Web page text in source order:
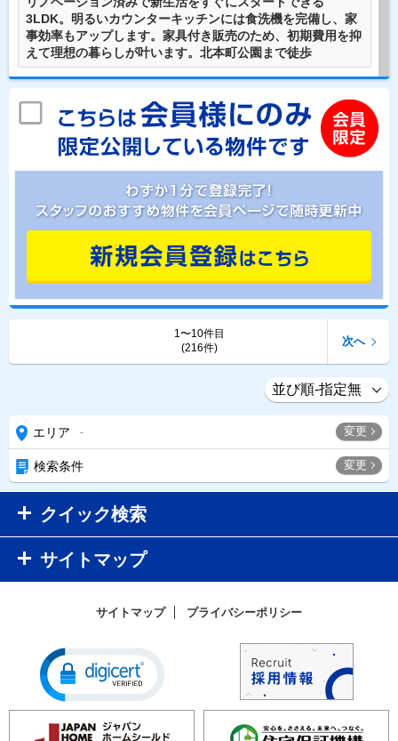
3LDK。明るいカウンターキッチンには食洗機を完備し、家
事効率もアップします。家具付き販売のため、初期費用を抑
えて理想の暮らしが叶います。北本町公園まで徒歩
1〜10件目
(216件)
次へ
エリア - 変更
検索条件 変更
クイック検索
サイトマップ
サイトマップ プライバシーポリシー